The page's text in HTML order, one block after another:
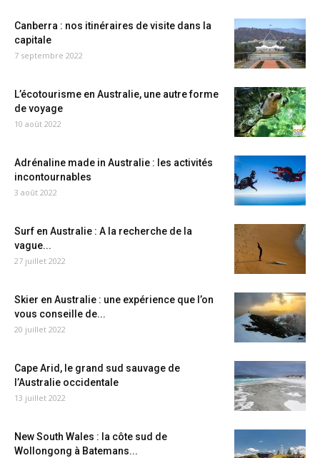
Canberra : nos itinéraires de visite dans la
capitale
7 septembre 2022
L’écotourisme en Australie, une autre forme
de voyage
10 août 2022
Adrénaline made in Australie : les activités
incontournables
3 août 2022
Surf en Australie : A la recherche de la
vague...
27 juillet 2022
Skier en Australie : une expérience que l’on
vous conseille de...
20 juillet 2022
Cape Arid, le grand sud sauvage de
l’Australie occidentale
13 juillet 2022
New South Wales : la côte sud de
Wollongong à Batemans...